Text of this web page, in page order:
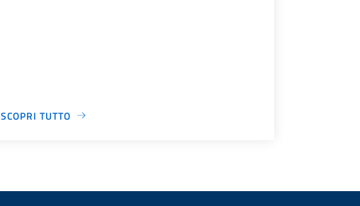
SCOPRI TUTTO